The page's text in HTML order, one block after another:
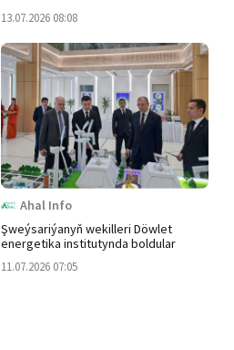
13.07.2026 08:08
Ahal Info
Şweýsariýanyň wekilleri Döwlet
energetika institutynda boldular
11.07.2026 07:05